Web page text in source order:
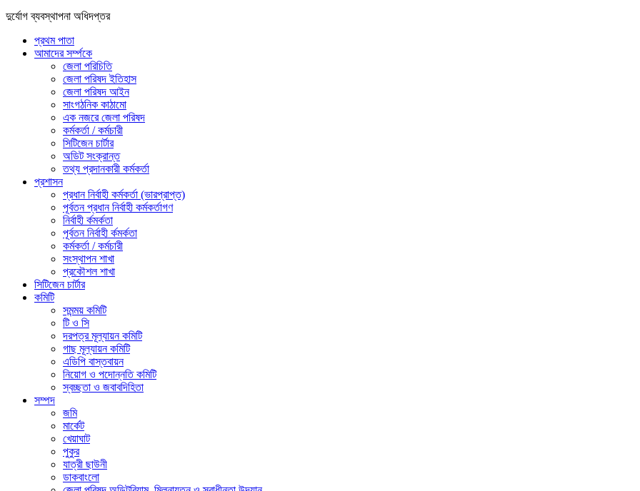
দুর্যোগ ব্যবস্থাপনা অধিদপ্তর
প্রথম পাতা
আমাদের সর্ম্পকে
জেলা পরিচিতি
জেলা পরিষদ ইতিহাস
জেলা পরিষদ আইন
সাংগঠনিক কাঠামো
এক নজরে জেলা পরিষদ
কর্মকর্তা / কর্মচারী
সিটিজেন চার্টার
অডিট সংক্রান্ত
তথ্য প্রদানকারী কর্মকর্তা
প্রশাসন
প্রধান নির্বাহী কর্মকর্তা (ভারপ্রাপ্ত)
পূর্বতন প্রধান নির্বাহী কর্মকর্তাগণ
নির্বাহী র্কমর্কতা
পূর্বতন নির্বাহী র্কমর্কতা
কর্মকর্তা / কর্মচারী
সংস্থাপন শাখা
প্রকৌশল শাখা
সিটিজেন চার্টার
কমিটি
সমন্ময় কমিটি
টি ও সি
দরপত্র মূল্যায়ন কমিটি
গাছ মূল্যায়ন কমিটি
এডিপি বাস্তবায়ন
নিয়োগ ও পদোন্নতি কমিটি
স্বচ্ছতা ও জবাবদিহিতা
সম্পদ
জমি
মার্কেট
খেয়াঘাট
পুকুর
যাত্রী ছাউনী
ডাকবাংলো